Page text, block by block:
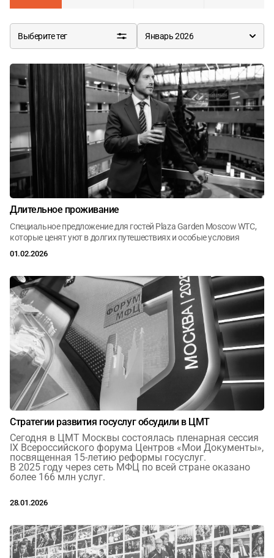
Выберите тег
События
Аналитика
Международное обозрение
Социальная среда
Банкетный комплекс ЦМТ
Конгресс-центр
Январь 2026
Январь Февраль Март
Май Июнь
Август Сентябрь
Октябрь
Длительное проживание
Специальное предложение для гостей Plaza Garden Moscow WTC,
которые ценят уют в долгих путешествиях и особые условия
01.02.2026
Стратегии развития госуслуг обсудили в ЦМТ
Сегодня в ЦМТ Москвы состоялась пленарная сессия
IX Всероссийского форума Центров «Мои Документы»,
посвященная 15-летию реформы госуслуг.
В 2025 году через сеть МФЦ по всей стране оказано
более 166 млн услуг.
28.01.2026